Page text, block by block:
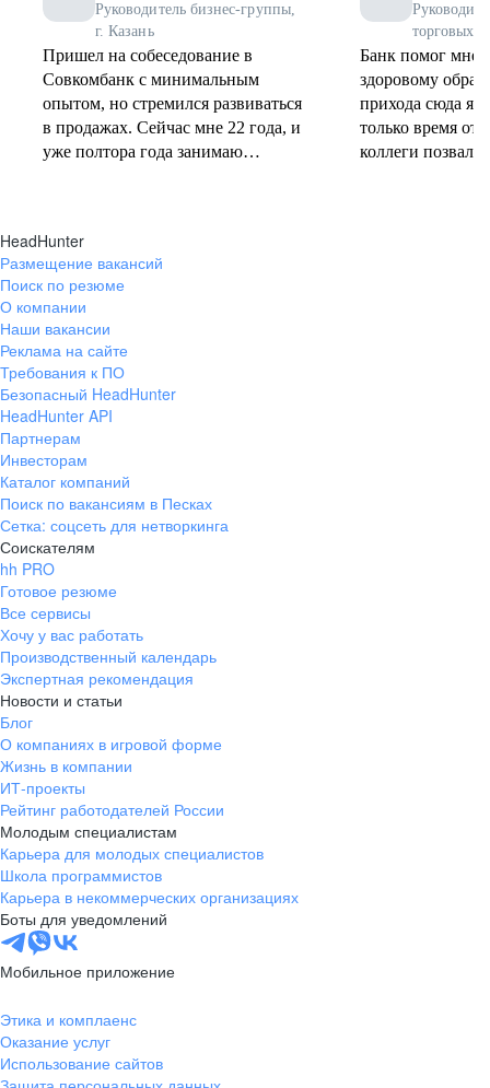
Руководитель бизнес-группы,
г. Казань
Пришел на собеседование в
Совкомбанк с минимальным
опытом, но стремился развиваться
в продажах. Сейчас мне 22 года, и
уже полтора года занимаю
образование. Молодежь сегодня
задаёт тренды и меняет рынок
труда, и горжусь тем, что являюсь
торговых
Банк помог мне
здоровому
прихода сюда я
только время от
коллеги позвали
HeadHunter
Размещение вакансий
Поиск по резюме
О компании
Наши вакансии
Реклама на сайте
Требования к ПО
Безопасный HeadHunter
HeadHunter API
Партнерам
Инвесторам
Каталог компаний
Поиск по вакансиям в Песках
Сетка: соцсеть для нетворкинга
Соискателям
hh PRO
Готовое резюме
Все сервисы
Хочу у вас работать
Производственный календарь
Экспертная рекомендация
Новости и статьи
Блог
О компаниях в игровой форме
Жизнь в компании
ИТ-проекты
Рейтинг работодателей России
Молодым специалистам
Карьера для молодых специалистов
Школа программистов
Карьера в некоммерческих организациях
Боты для уведомлений
Мобильное приложение
Этика и комплаенс
Оказание услуг
Использование сайтов